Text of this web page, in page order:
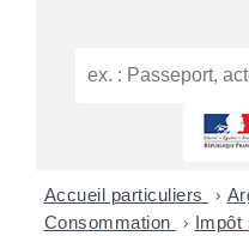
Accueil particuliers >
Consommation
> Impôt